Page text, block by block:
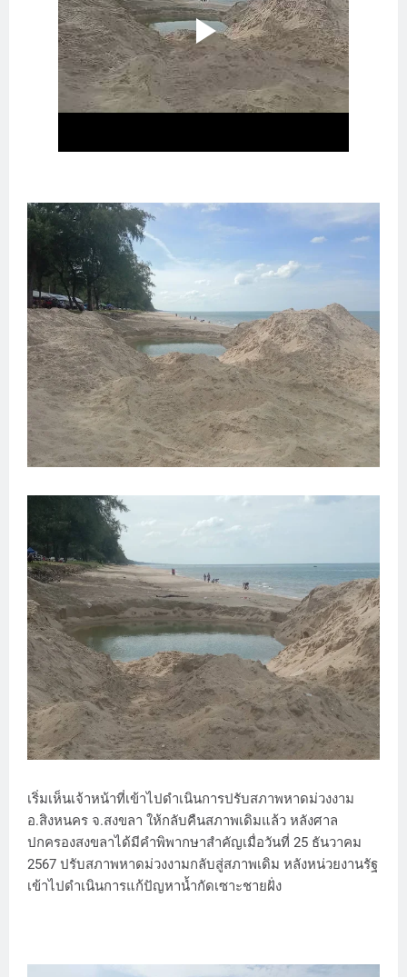
เริ่มเห็นเจ้าหน้าที่เข้าไปดำเนินการปรับสภาพหาดม่วงงาม
อ.สิงหนคร จ.สงขลา ให้กลับคืนสภาพเดิมแล้ว หลังศาล
ปกครองสงขลาได้มีคำพิพากษาสำคัญเมื่อวันที่ 25 ธันวาคม
2567 ปรับสภาพหาดม่วงงามกลับสู่สภาพเดิม หลังหน่วยงานรัฐ
เข้าไปดำเนินการแก้ปัญหาน้ำกัดเซาะชายฝั่ง